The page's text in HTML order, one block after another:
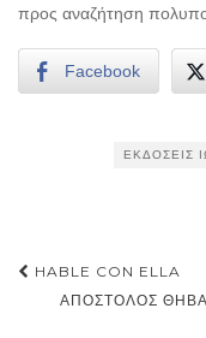
προς αναζήτηση
Facebook
ΕΚΔΌΣΕΙΣ
Post
navigation
HABLE CON ELLA
ΑΠΌΣΤΟΛΟΣ